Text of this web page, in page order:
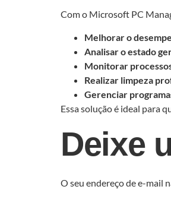
Com o Microsoft PC
Melhorar o
Analisar o estado
Monitorar
Realizar limpeza
Gerenciar
Essa solução é ideal para
Deixe
O seu endereço de e-mail